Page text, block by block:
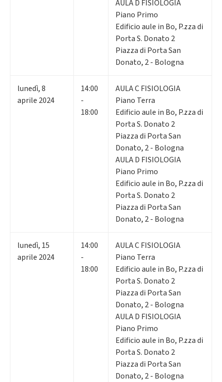
AULA D FISIOLOGIA
Piano Primo
Edificio aule in Bo, P.zza di
Porta S. Donato 2
Piazza di Porta San
Donato, 2 - Bologna
lunedì,8
aprile 2024
14:00
-
18:00
AULA C FISIOLOGIA
Piano Terra
Edificio aule in Bo, P.zza di
Porta S. Donato 2
Piazza di Porta San
Donato, 2 - Bologna
AULA D FISIOLOGIA
Piano Primo
Edificio aule in Bo, P.zza di
Porta S. Donato 2
Piazza di Porta San
Donato, 2 - Bologna
lunedì, 15
aprile 2024
14:00
-
18:00
AULA C FISIOLOGIA
Piano Terra
Edificio aule in Bo, P.zza di
Porta S. Donato 2
Piazza di Porta San
Donato, 2 - Bologna
AULA D FISIOLOGIA
Piano Primo
Edificio aule in Bo, P.zza di
Porta S. Donato 2
Piazza di Porta San
Donato, 2 - Bologna